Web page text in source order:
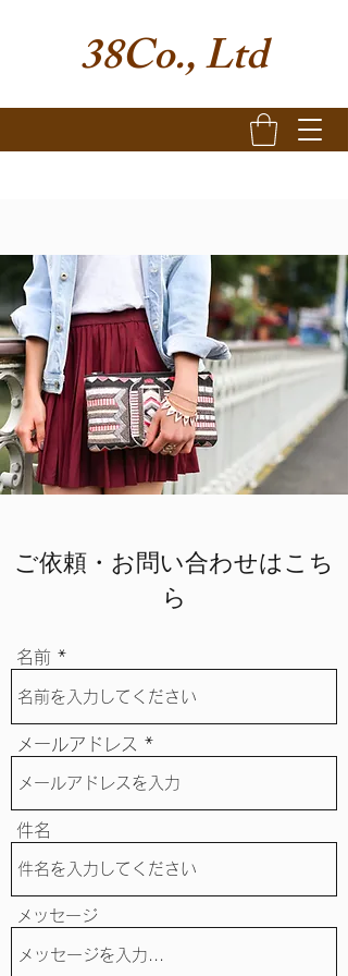
38Co., Ltd
ご依頼・​​お問い合わせはこち
ら
名前
メールアドレス
件名
メッセージ